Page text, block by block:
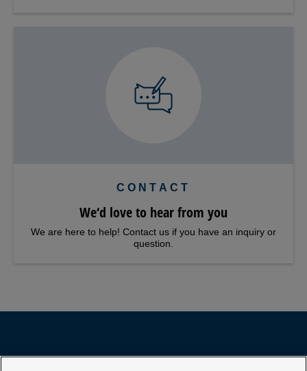
CONTACT
We‘d love to hear from you
We are here to help! Contact us if you have an inquiry or
question.